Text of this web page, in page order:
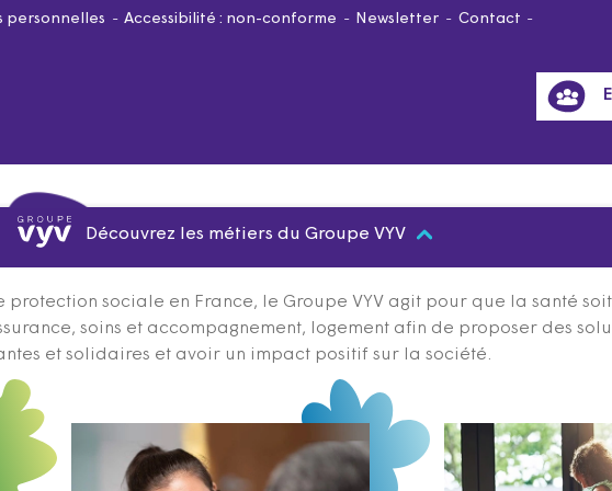
personnelles Accessibilité : non-conforme Newsletter Contact
Découvrez les métiers du Groupe VYV
sociale en France, le Groupe VYV agit pour que la santé soit
soins et accompagnement, logement afin de proposer des
et solidaires et avoir un impact positif sur la société.